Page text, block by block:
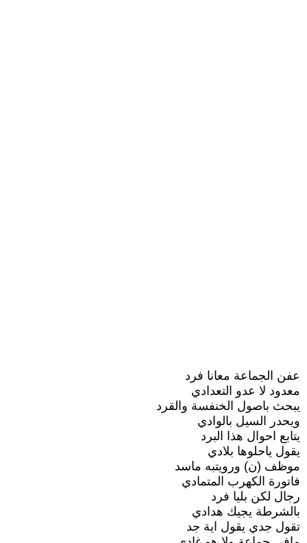
عفن الجماعة معانا فرد
معدود لا عدو التعدادي
يبحث باصول الخنفسة والقرد
ويحدر السيل بالوادي
يتابع احوال هذا البرد
يقول ياحلوها بلادي
موظف (ن) ورويتبه ماسد
فاتورة الكهرب المتمادي
رجال لكن بليا فرد
بالشرطة يجيك هدادي
تقول جدي يقول اية جد